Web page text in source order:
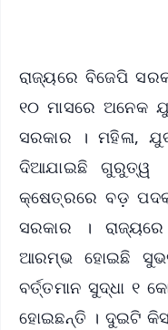
ରାଜ୍ୟରେ ବିଜେପି
୧୦ ମାସରେ ଅନେକ
ସରକାର । ମହିଳା,
ଦିଆଯାଇଛି ଗୁରୁତ୍ୱ
କ୍ଷେତ୍ରରେ ବଡ଼
ସରକାର ।
ଆରମ୍ଭ ହୋଇଛି
ବର୍ତ୍ତମାନ ସୁଦ୍ଧା ୧
ହୋଇଛନ୍ତି । ଦୁଇଟି